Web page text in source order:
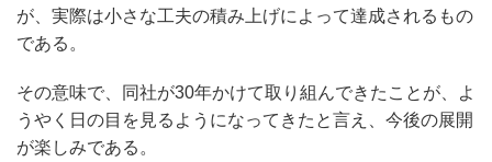
が、実際は小さな工夫の積み上げによって達成されるもの
である。
その意味で、同社が30年かけて取り組んできたことが、よ
うやく日の目を見るようになってきたと言え、今後の展開
が楽しみである。